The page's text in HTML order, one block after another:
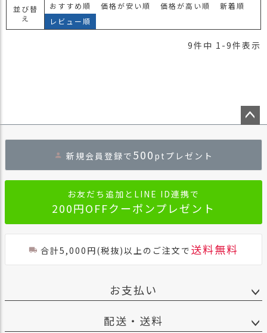
並び替
え
おすすめ順 価格が安い順 価格が高い順
新着順
レビュー順
9件中 1 -9件表示
へ
新規会員登録で 500 ptプレゼント
お友だち追加とLINE ID連携で
200円OFFクーポンプレゼント
合計5,000円(税抜)以上のご注文で 送料無料
お支払い
配送・送料